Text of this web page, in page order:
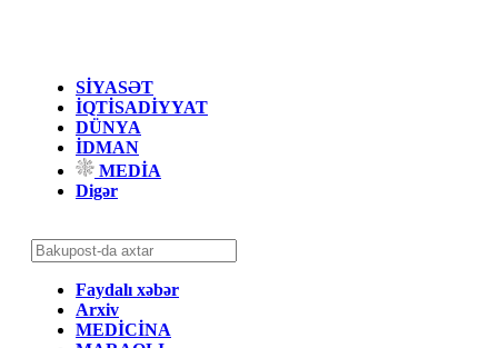
SİYASƏT
İQTİSADİYYAT
DÜNYA
İDMAN
MEDİA
Digər
Faydalı xəbər
Arxiv
MEDİCİNA